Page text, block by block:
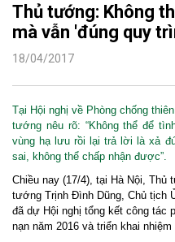
Thủ tướng: Không
mà vẫn 'đúng quy
18/04/2017
Tại Hội nghị về Phòng chống
tướng nêu rõ: “Không thể để
vùng hạ lưu rồi lại trả lời là xả
sai, không thể chấp nhận được”.
Chiều nay (17/4), tại Hà Nội, Thủ
tướng Trịnh Đình Dũng, Chủ tịch
đã dự Hội nghị tổng kết công tác
nạn năm 2016 và triển khai nhiệm